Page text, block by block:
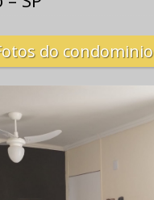
do condominio